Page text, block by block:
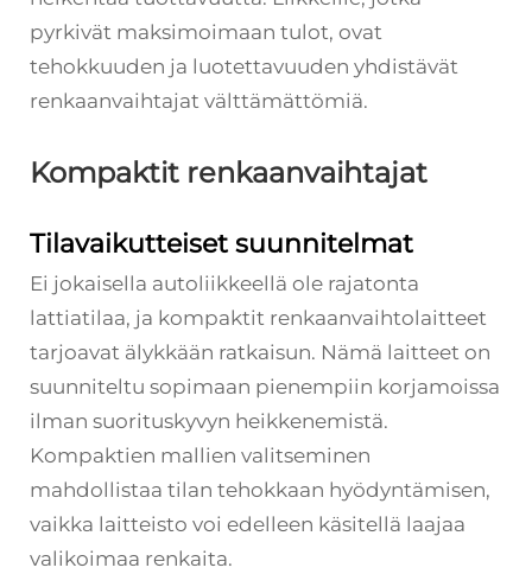
pyrkivät maksimoimaan tulot, ovat
tehokkuuden ja luotettavuuden yhdistävät
renkaanvaihtajat välttämättömiä.
Kompaktit renkaanvaihtajat
Tilavaikutteiset suunnitelmat
Ei jokaisella autoliikkeellä ole rajatonta
lattiatilaa, ja kompaktit renkaanvaihtolaitteet
tarjoavat älykkään ratkaisun. Nämä laitteet on
suunniteltu sopimaan pienempiin korjamoissa
ilman suorituskyvyn heikkenemistä.
Kompaktien mallien valitseminen
mahdollistaa tilan tehokkaan hyödyntämisen,
vaikka laitteisto voi edelleen käsitellä laajaa
valikoimaa renkaita.